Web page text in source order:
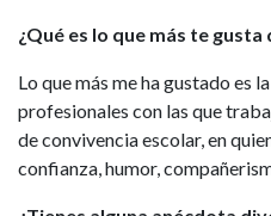
¿Qué es lo que más te gusta
Lo que más me ha gustado es
profesionales con las que
de convivencia escolar, en
confianza, humor,